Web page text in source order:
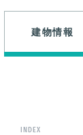
建物情報
INDEX